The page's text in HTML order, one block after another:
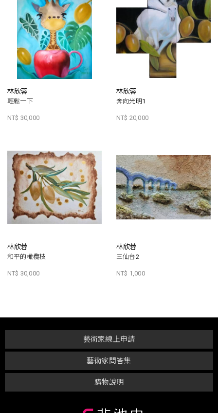
林欣蓉
輕鬆一下
NT$ 30,000
林欣蓉
奔向光明1
NT$ 20,000
林欣蓉
和平的橄欖枝
NT$ 30,000
林欣蓉
三仙台2
NT$ 1,000
購物說明
藝術家問答集
藝術家線上申請